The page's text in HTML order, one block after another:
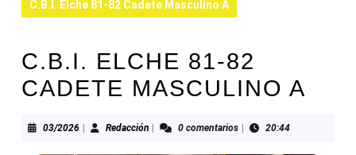
C.B.I. Elche 81-82 Cadete Masculino A
C.B.I. ELCHE 81-82
CADETE MASCULINO A
03/202603/2026RedacciónRedacción0 comentarios 20:44